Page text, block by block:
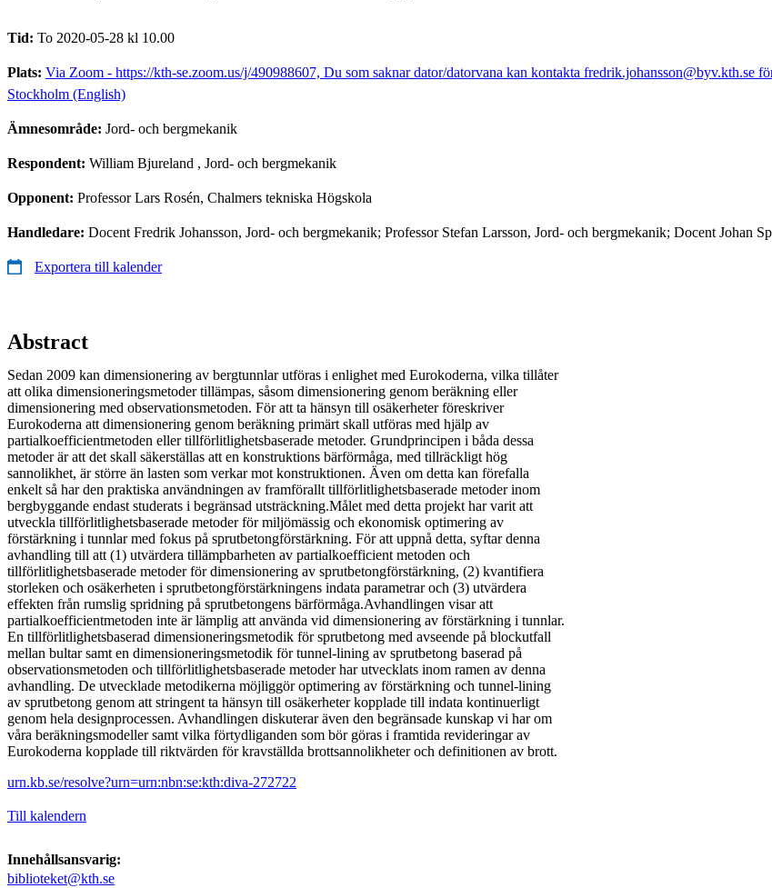
Tid: To 2020-05-28 kl 10.00
Plats: Via Zoom - https://kth-se.zoom.us/j/490988607, Du som saknar dator/datorvana kan kontakta fredrik.johansson@byv.kth.se
Stockholm (English)
Ämnesområde: Jord- och bergmekanik
Respondent: William Bjureland , Jord- och bergmekanik
Opponent: Professor Lars Rosén, Chalmers tekniska Högskola
Handledare: Docent Fredrik Johansson, Jord- och bergmekanik; Professor Stefan Larsson, Jord- och bergmekanik; Docent Johan
Exportera till kalender
Abstract
Sedan 2009 kan dimensionering av bergtunnlar utföras i enlighet med Eurokoderna, vilka tillåter
att olika dimensioneringsmetoder tillämpas, såsom dimensionering genom beräkning eller
dimensionering med observationsmetoden. För att ta hänsyn till osäkerheter föreskriver
Eurokoderna att dimensionering genom beräkning primärt skall utföras med hjälp av
partialkoefficientmetoden eller tillförlitlighetsbaserade metoder. Grundprincipen i båda dessa
metoder är att det skall säkerställas att en konstruktions bärförmåga, med tillräckligt hög
sannolikhet, är större än lasten som verkar mot konstruktionen. Även om detta kan förefalla
enkelt så har den praktiska användningen av framförallt tillförlitlighetsbaserade metoder inom
bergbyggande endast studerats i begränsad utsträckning.Målet med detta projekt har varit att
utveckla tillförlitlighetsbaserade metoder för miljömässig och ekonomisk optimering av
förstärkning i tunnlar med fokus på sprutbetongförstärkning. För att uppnå detta, syftar denna
avhandling till att (1) utvärdera tillämpbarheten av partialkoefficient metoden och
tillförlitlighetsbaserade metoder för dimensionering av sprutbetongförstärkning, (2) kvantifiera
storleken och osäkerheten i sprutbetongförstärkningens indata parametrar och (3) utvärdera
effekten från rumslig spridning på sprutbetongens bärförmåga.Avhandlingen visar att
partialkoefficientmetoden inte är lämplig att använda vid dimensionering av förstärkning i tunnlar.
En tillförlitlighetsbaserad dimensioneringsmetodik för sprutbetong med avseende på blockutfall
mellan bultar samt en dimensioneringsmetodik för tunnel-lining av sprutbetong baserad på
observationsmetoden och tillförlitlighetsbaserade metoder har utvecklats inom ramen av denna
avhandling. De utvecklade metodikerna möjliggör optimering av förstärkning och tunnel-lining
av sprutbetong genom att stringent ta hänsyn till osäkerheter kopplade till indata kontinuerligt
genom hela designprocessen. Avhandlingen diskuterar även den begränsade kunskap vi har om
våra beräkningsmodeller samt vilka förtydliganden som bör göras i framtida revideringar av
Eurokoderna kopplade till riktvärden för kravställda brottsannolikheter och definitionen av brott.
urn.kb.se/resolve?urn=urn:nbn:se:kth:diva-272722
Till kalendern
Innehållsansvarig:
biblioteket@kth.se